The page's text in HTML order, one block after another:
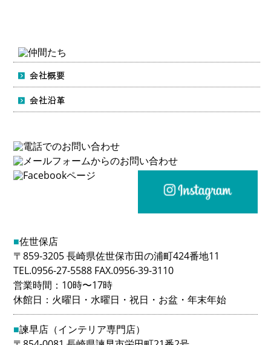
■佐世保店
〒859-3205 長崎県佐世保市田の浦町424番地11
TEL.0956-27-5588 FAX.0956-39-3110
営業時間：10時〜17時
休館日：火曜日・水曜日・祝日・お盆・年末年始
■諫早店（インテリア専門店）